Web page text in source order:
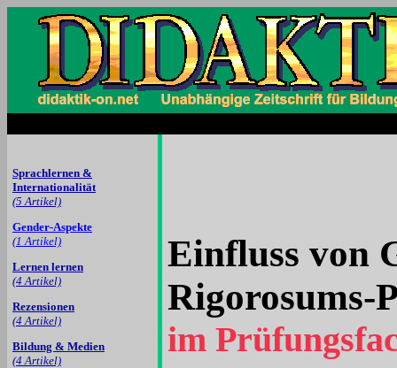
Sprachlernen &
Internationalität
(5 Artikel)
Gender-Aspekte
(1 Artikel)
Lernen lernen
(4 Artikel)
Rezensionen
(4 Artikel)
Bildung & Medien
(4 Artikel)
Einfluss von
Rigorosums-
im